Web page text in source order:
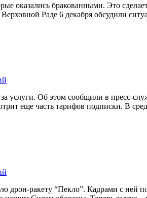
оказались бракованными. Это
Раде 6 декабря обсудили
Об этом сообщили в пресс-
еще часть тарифов подписки. В
ракету “Пекло”. Кадрами с ней